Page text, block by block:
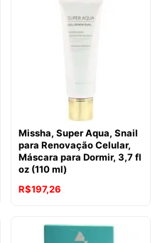
Missha, Super Aqua, Snail
para Renovação Celular,
Máscara para Dormir, 3,7 fl
oz (110 ml)
R$197,26